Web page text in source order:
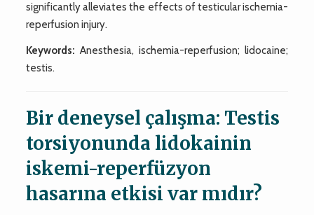
significantly alleviates the effects of testicular ischemia-
reperfusion injury.
Keywords: Anesthesia, ischemia-reperfusion; lidocaine;
testis.
Bir deneysel çalışma: Testis
torsiyonunda lidokainin
iskemi-reperfüzyon
hasarına etkisi var mıdır?